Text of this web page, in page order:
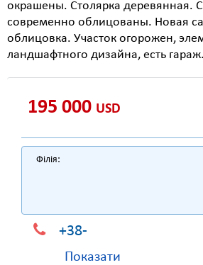
окрашены. Столярка деревянная.
современно облицованы. Новая
облицовка. Участок огорожен,
ландшафтного дизайна, есть гараж.
195 000 USD
Філія:
+38-
Показати